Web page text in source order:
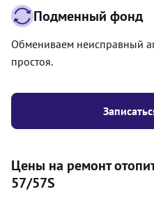
Подменный фонд
Обмениваем неисправный
простоя.
Цены на ремонт
57/57S